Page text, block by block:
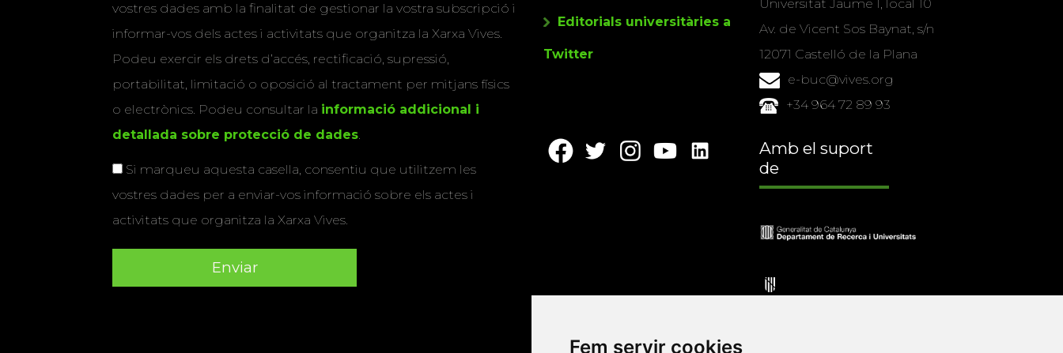
Fem servir cookies
vostres dades amb la finalitat de gestionar la vostra subscripció i
informar-vos dels actes i activitats que organitza la Xarxa Vives.
Podeu exercir els drets d’accés, rectificació, supressió,
portabilitat, limitació o oposició al tractament per mitjans físics
o electrònics. Podeu consultar la informació addicional i
detallada sobre protecció de dades
Si marqueu aquesta casella, consentiu que utilitzem les
vostres dades per a enviar-vos informació sobre els actes i
activitats que organitza la Xarxa Vives.
Editorials universitàries a
Twitter
Universitat Jaume I, local 10
Av. de Vicent Sos Baynat, s/n
12071 Castelló de la Plana
e-buc@vives.org
+34 964 72 89 93
Amb el suport
de